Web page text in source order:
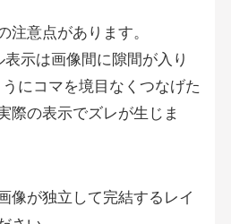
注意点があります。
示は画像間に隙間が入り
にコマを境目なくつなげた
際の表示でズレが生じま
像が独立して完結するレイ